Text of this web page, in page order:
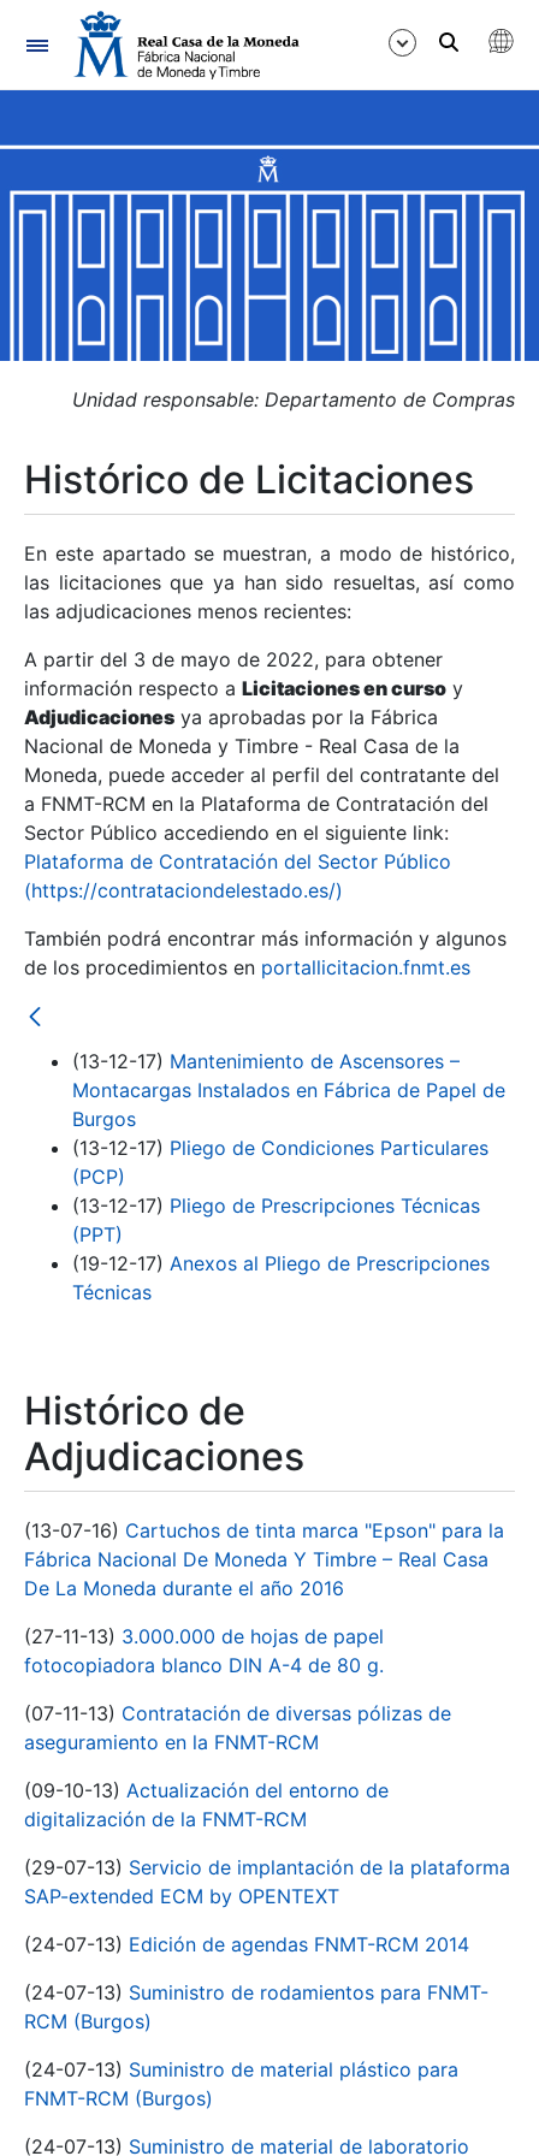
Navegación
Mostrar/Ocultar
Mostrar/Ocultar
Mostrar/Ocultar
Mostrar/Ocultar
Mostrar/Ocultar
Mostrar/Ocultar
Unidad responsable: Departamento de Compras
Histórico de Licitaciones
En este apartado se muestran, a modo de histórico,
las licitaciones que ya han sido resueltas, así como
las adjudicaciones menos recientes:
A partir del 3 de mayo de 2022, para obtener
información respecto a Licitaciones en curso y
Adjudicaciones ya aprobadas por la Fábrica
Nacional de Moneda y Timbre - Real Casa de la
Moneda, puede acceder al perfil del contratante del
a FNMT-RCM en la Plataforma de Contratación del
Sector Público accediendo en el siguiente link:
Plataforma de Contratación del Sector Público
(https://contrataciondelestado.es/)
También podrá encontrar más información y algunos
de los procedimientos en portallicitacion.fnmt.es
(13-12-17) Mantenimiento de Ascensores –
Montacargas Instalados en Fábrica de Papel de
Burgos
(13-12-17) Pliego de Condiciones Particulares
(PCP)
(13-12-17) Pliego de Prescripciones Técnicas
(PPT)
(19-12-17) Anexos al Pliego de Prescripciones
Técnicas
Histórico de
Adjudicaciones
(13-07-16) Cartuchos de tinta marca "Epson" para la
Fábrica Nacional De Moneda Y Timbre – Real Casa
De La Moneda durante el año 2016
(27-11-13) 3.000.000 de hojas de papel
fotocopiadora blanco DIN A-4 de 80 g.
(07-11-13) Contratación de diversas pólizas de
aseguramiento en la FNMT-RCM
(09-10-13) Actualización del entorno de
digitalización de la FNMT-RCM
(29-07-13) Servicio de implantación de la plataforma
SAP-extended ECM by OPENTEXT
(24-07-13) Edición de agendas FNMT-RCM 2014
(24-07-13) Suministro de rodamientos para FNMT-
RCM (Burgos)
(24-07-13) Suministro de material plástico para
FNMT-RCM (Burgos)
(24-07-13) Suministro de material de laboratorio